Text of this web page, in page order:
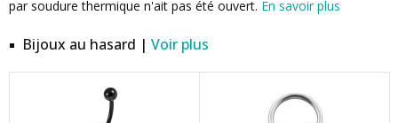
par soudure thermique n'ait pas été ouvert. En savoir plus
Bijoux au hasard | Voir plus